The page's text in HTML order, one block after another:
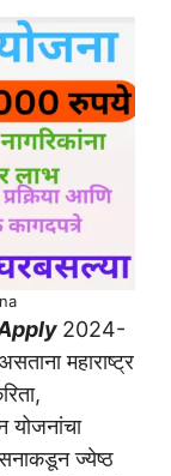
2024-
महाराष्ट्र
योजनांचा
ज्येष्ठ